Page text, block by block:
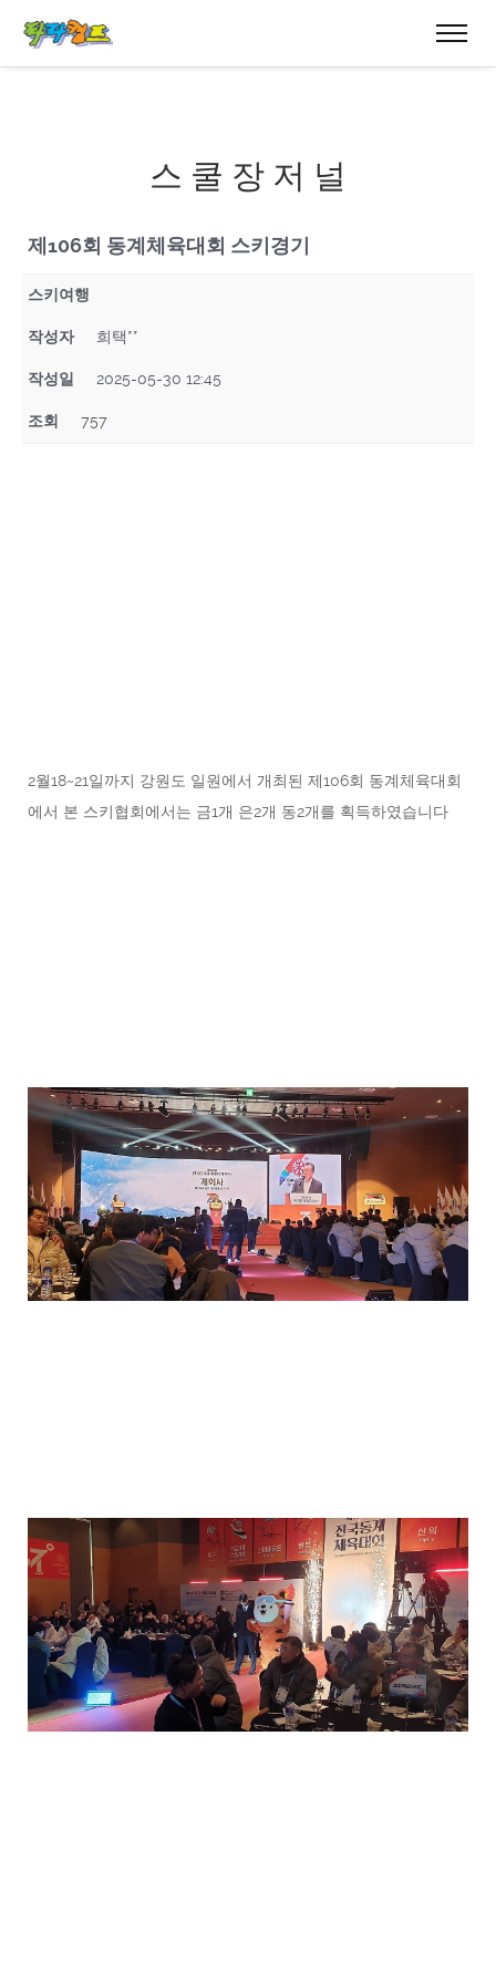
스 쿨 장 저 널
제106회 동계체육대회 스키경기
스키여행
작성자 희택**
작성일 2025-05-30 12:45
조회 757
2월18~21일까지 강원도 일원에서 개최된 제106회 동계체육대회
에서 본 스키협회에서는 금1개 은2개 동2개를 획득하였습니다